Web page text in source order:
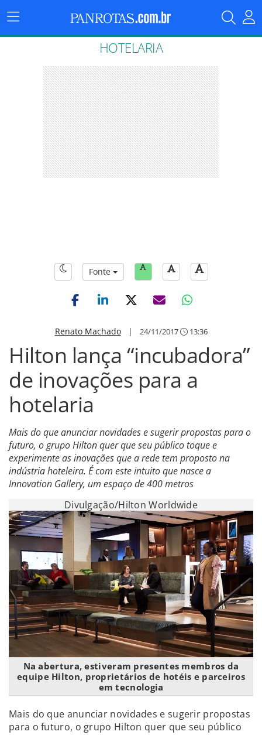
Menu
Principal
HOTELARIA
Fonte
Renato Machado| 24/11/2017 13:36
Hilton lança “incubadora”
de inovações para a
hotelaria
Mais do que anunciar novidades e sugerir propostas para o
futuro, o grupo Hilton quer que seu público toque e
experimente as inovações que a rede tem proposto na
indústria hoteleira. É com este intuito que nasce a
Innovation Gallery, um espaço de 400 metros
Divulgação/Hilton Worldwide
Na abertura, estiveram presentes membros da
equipe Hilton, proprietários de hotéis e parceiros
em tecnologia
Mais do que anunciar novidades e sugerir propostas
para o futuro, o grupo Hilton quer que seu público